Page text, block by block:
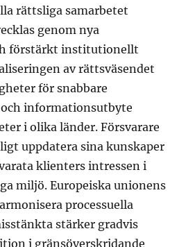
rättsliga samarbetet
genom nya
förstärkt institutionellt
av rättsväsendet
för snabbare
informationsutbyte
i olika länder. Försvarare
uppdatera sina kunskaper
klienters intressen i
miljö. Europeiska unionens
processuella
stärker gradvis
i gränsöverskridande